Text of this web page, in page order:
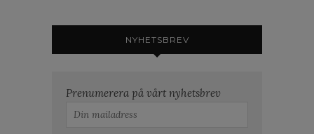
NYHETSBREV
Prenumerera på vårt nyhetsbrev